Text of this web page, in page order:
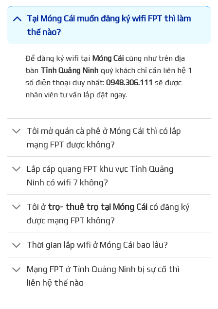
Tại Móng Cái muốn đăng ký wifi FPT thì làm
thế nào?
Để đăng ký wifi tạiMóng Cáicũng như trên địa
bànTỉnh Quảng Ninhquý khách chỉ cần liên hệ 1
số điện thoại duy nhất:0948.306.111 sẽ được
nhân viên tư vấn lắp đặt ngay.
Tôi mở quán cà phê ở Móng Cái thì có lắp
mạng FPT được không?
Lắp cáp quang FPT khu vực Tỉnh Quảng
Ninh có wifi 7 không?
Tôi ở trọ- thuê trọ tại Móng Cái có đăng ký
được mạng FPT không?
Thời gian lắp wifi ở Móng Cái bao lâu?
Mạng FPT ở Tỉnh Quảng Ninh bị sự cố thì
liên hệ thế nào